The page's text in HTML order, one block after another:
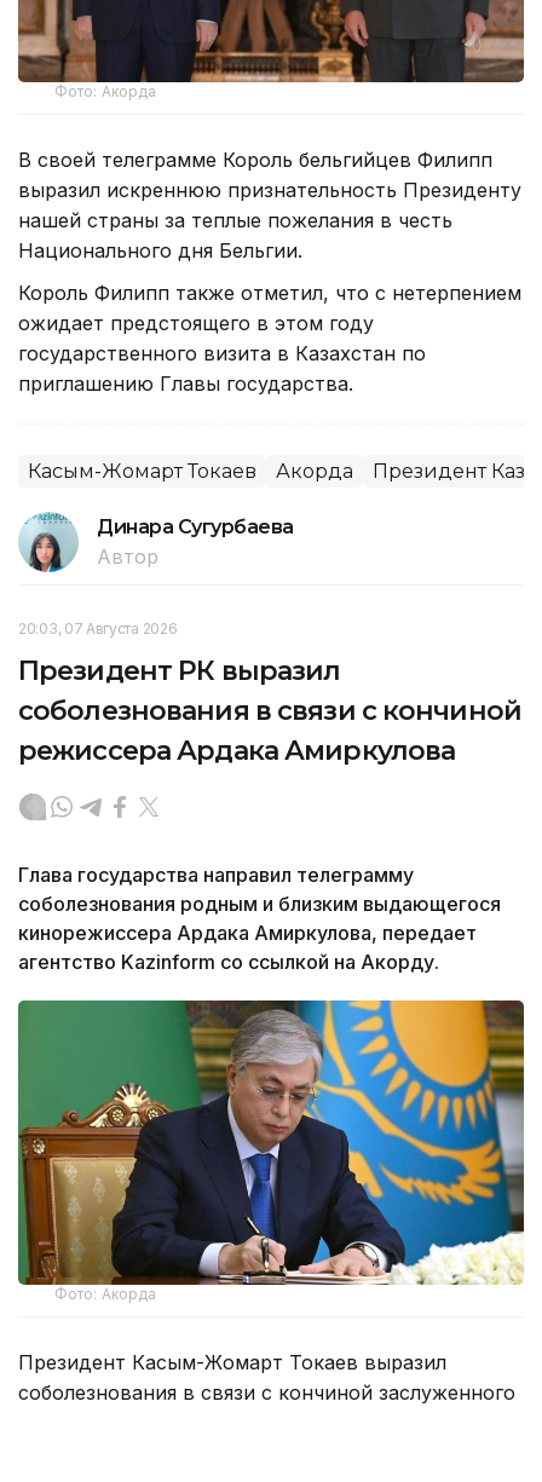
Фото: Акорда
В своей телеграмме Король бельгийцев Филипп
выразил искреннюю признательность Президенту
нашей страны за теплые пожелания в честь
Национального дня Бельгии.
Король Филипп также отметил, что с нетерпением
ожидает предстоящего в этом году
государственного визита в Казахстан по
приглашению Главы государства.
Касым-Жомарт Токаев Акорда Президент
Динара Сугурбаева
Автор
20:03, 07 Августа 2026
Президент РК выразил
соболезнования в связи с кончиной
режиссера Ардака Амиркулова
Глава государства направил телеграмму
соболезнования родным и близким выдающегося
кинорежиссера Ардака Амиркулова, передает
агентство Kazinform со ссылкой на Акорду.
Фото: Акорда
Президент Касым-Жомарт Токаев выразил
соболезнования в связи с кончиной заслуженного